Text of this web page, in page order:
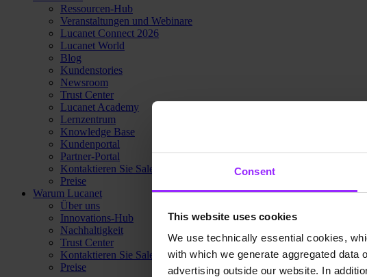
Consent
This website uses cookies
We use technically essential cookies,
with which we generate aggregated
advertising outside our website. In
Ressourcen-Hub
Veranstaltungen und Webinare
Lucanet Connect 2026
Lucanet World
Blog
Kundenstories
Newsroom
Trust Center
Lucanet Academy
Lernzentrum
Knowledge Base
Kundenportal
Partner-Portal
Kontaktieren Sie Sales
Preise
Warum Lucanet
Über uns
Innovations-Hub
Nachhaltigkeit
Trust Center
Kontaktieren Sie Sales
Preise